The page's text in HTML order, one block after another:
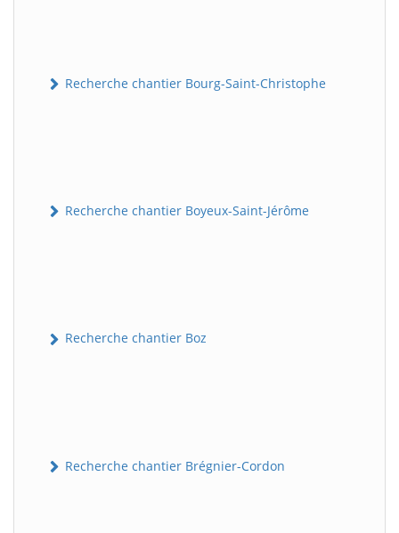
Recherche chantier Bourg-Saint-Christophe
Recherche chantier Boyeux-Saint-Jérôme
Recherche chantier Boz
Recherche chantier Brégnier-Cordon